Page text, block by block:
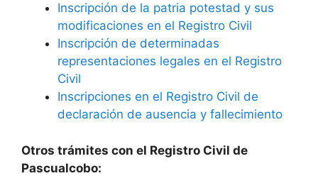
Inscripción de la patria potestad y sus
modificaciones en el Registro Civil
Inscripción de determinadas
representaciones legales en el Registro
Civil
Inscripciones en el Registro Civil de
declaración de ausencia y fallecimiento
Otros trámites con el Registro Civil de
Pascualcobo: